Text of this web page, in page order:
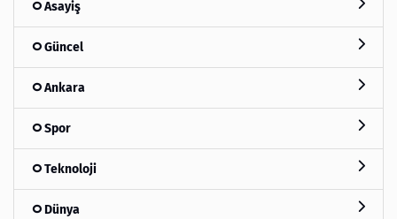
Asayiş
Güncel
Ankara
Spor
Teknoloji
Dünya